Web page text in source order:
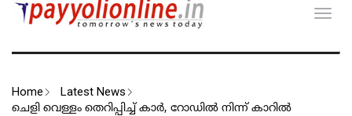
Home Latest News
ചെളി വെള്ളം തെറിപ്പിച്ച് കാർ, റോഡിൽ നിന്ന് കാറിൽ